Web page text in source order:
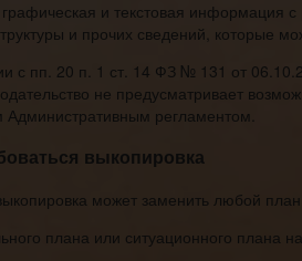
и текстовая информация
и прочих сведений, которые
с пп. 20 п. 1 ст. 14 ФЗ № 131 от
не предусматривает
Административным регламентом.
выкопировка
может заменить любой
плана или ситуационного плана